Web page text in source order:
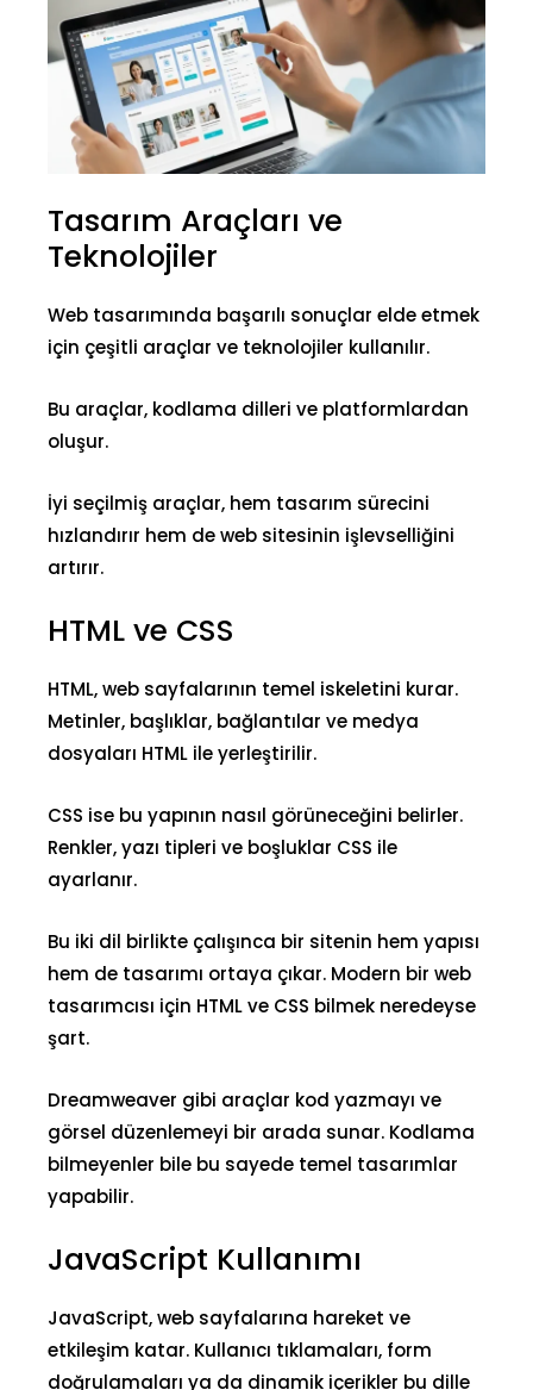
Tasarım Araçları ve
Teknolojiler
Web tasarımında başarılı sonuçlar elde etmek
için çeşitli araçlar ve teknolojiler kullanılır.
Bu araçlar, kodlama dilleri ve platformlardan
oluşur.
İyi seçilmiş araçlar, hem tasarım sürecini
hızlandırır hem de web sitesinin işlevselliğini
artırır.
HTML ve CSS
HTML, web sayfalarının temel iskeletini kurar.
Metinler, başlıklar, bağlantılar ve medya
dosyaları HTML ile yerleştirilir.
CSS ise bu yapının nasıl görüneceğini belirler.
Renkler, yazı tipleri ve boşluklar CSS ile
ayarlanır.
Bu iki dil birlikte çalışınca bir sitenin hem yapısı
hem de tasarımı ortaya çıkar. Modern bir web
tasarımcısı için HTML ve CSS bilmek neredeyse
şart.
Dreamweaver gibi araçlar kod yazmayı ve
görsel düzenlemeyi bir arada sunar. Kodlama
bilmeyenler bile bu sayede temel tasarımlar
yapabilir.
JavaScript Kullanımı
JavaScript, web sayfalarına hareket ve
etkileşim katar. Kullanıcı tıklamaları, form
doğrulamaları ya da dinamik içerikler bu dille